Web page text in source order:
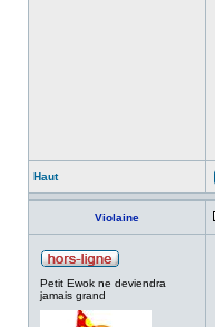
Haut
Violaine
Petit Ewok ne deviendra
jamais grand